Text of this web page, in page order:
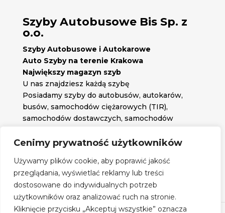
Cenimy prywatność użytkowników
Używamy plików cookie, aby poprawić jakość
przeglądania, wyświetlać reklamy lub treści
dostosowane do indywidualnych potrzeb
użytkowników oraz analizować ruch na stronie.
Kliknięcie przycisku „Akceptuj wszystkie” oznacza
Szyby Autobusowe Bis Sp. z
o.o.
Szyby Autobusowe i Autokarowe
Auto Szyby na terenie Krakowa
Największy magazyn szyb
U nas znajdziesz każdą szybę
Posiadamy szyby do autobusów, autokarów,
busów, samochodów ciężarowych (TIR),
samochodów dostawczych, samochodów
potrzebujesz.
Znajdź nas na: 
Obserwuj nas na:
Regulamin zakupów